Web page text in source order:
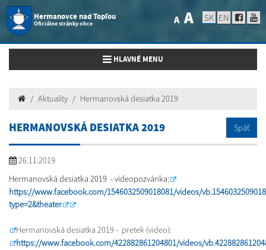
Hermanovce nad Topľou
Oficiálne stránky obce A A SK EN
Toggle navigation
HLAVNÉ MENU
Aktuality Hermanovská desiatka 2019
HERMANOVSKÁ DESIATKA 2019 Späť
26.11.2019
Hermanovská desiatka 2019 - videopozvánka:
https://www.facebook.com/1546032509018081/videos/
type=2&theater
Hermanovská desiatka 2019 - pretek (video):
https://www.facebook.com/422882861204801/videos/